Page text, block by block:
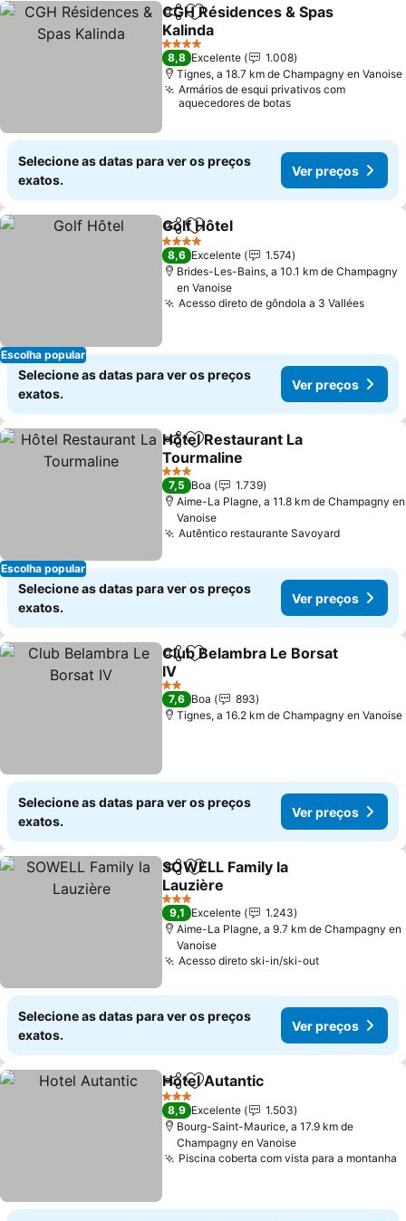
PartilharAdicionar aos favoritos
CGH Résidences & Spas
Kalinda
Ver preços
4 Estrelas
8,8 Excelente
1.008
Tignes, a 18.7 km de Champagny en Vanoise
Armários de esqui privativos com
aquecedores de botas
Selecione as datas para ver os preços
exatos.
Ver preços
Escolha popular
PartilharAdicionar aos favoritos
Golf Hôtel
4 Estrelas
8,6 Excelente
1.574
Brides-Les-Bains, a 10.1 km de Champagny
en Vanoise
Acesso direto de gôndola a 3 ValléesVer
Selecione as datas para ver os preços
exatos.
Ver preços
Escolha popular
PartilharAdicionar aos favoritos
Hôtel Restaurant La
Tourmaline
Ver preços
3 Estrelas
7,5 Boa
1.739
Aime-La Plagne, a 11.8 km de Champagny en
Vanoise
Autêntico restaurante SavoyardVer
Selecione as datas para ver os preços
exatos.
Ver preços
PartilharAdicionar aos favoritos
Club Belambra Le Borsat
IV
Ver preços
2 Estrelas
7,6 Boa
893
Tignes, a 16.2 km de Champagny en Vanoise
Selecione as datas para ver os preços
exatos.
Ver preços
PartilharAdicionar aos favoritos
SOWELL Family la
Lauzière
Ver preços
3 Estrelas
9,1 Excelente
1.243
Aime-La Plagne, a 9.7 km de Champagny en
Vanoise
Acesso direto ski-in/ski-outVer preços
Selecione as datas para ver os preços
exatos.
Ver preços
PartilharAdicionar aos favoritos
Hotel Autantic
3 Estrelas
8,9 Excelente
1.503
Bourg-Saint-Maurice, a 17.9 km de
Champagny en Vanoise
Piscina coberta com vista para a montanha